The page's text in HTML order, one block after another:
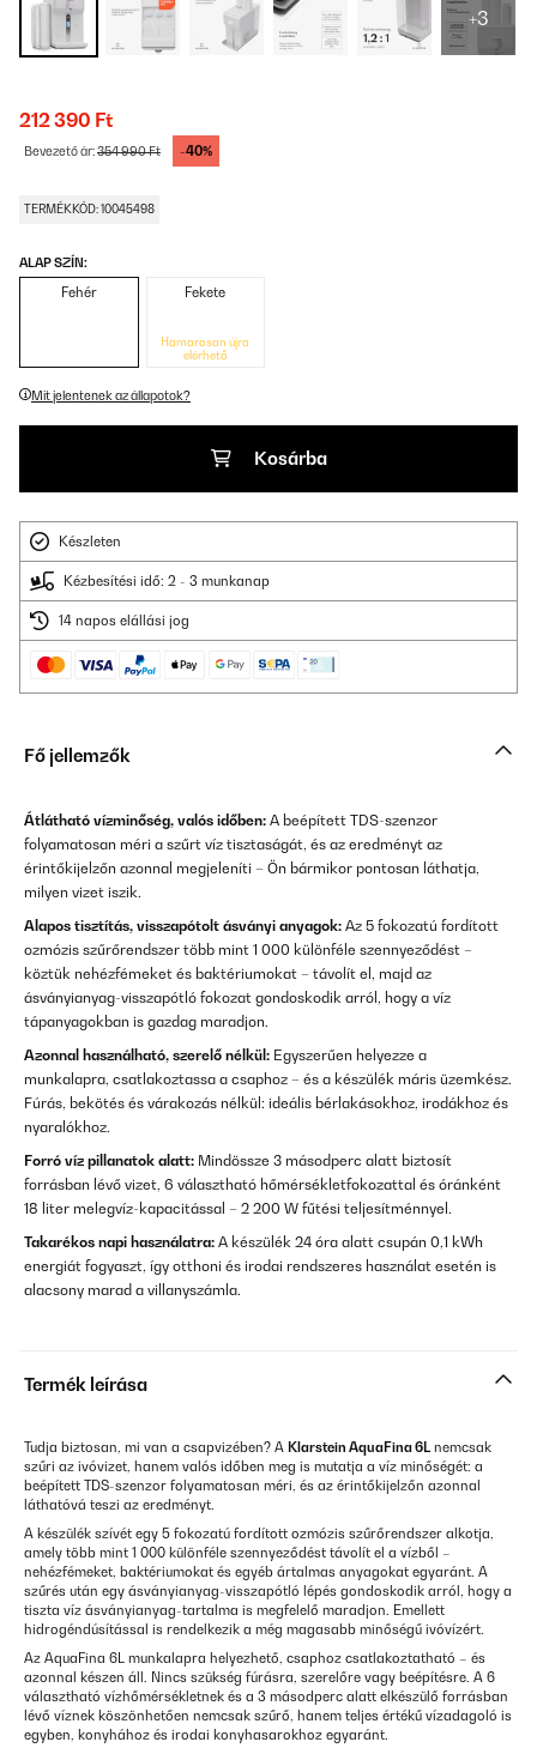
+3
212 390 Ft
Bevezető ár:354 990 Ft -40%
TERMÉKKÓD: 10045498
ALAP SZÍN:
Fehér Fekete
Hamarosan újra
elérhető
Mit jelentenek az állapotok?
Kosárba
Készleten
Kézbesítési idő: 2 - 3 munkanap
14 napos elállási jog
Fő jellemzők
Átlátható vízminőség, valós időben: A beépített TDS-szenzor
folyamatosan méri a szűrt víz tisztaságát, és az eredményt az
érintőkijelzőn azonnal megjeleníti – Ön bármikor pontosan láthatja,
milyen vizet iszik.
Alapos tisztítás, visszapótolt ásványi anyagok: Az 5 fokozatú fordított
ozmózis szűrőrendszer több mint 1 000 különféle szennyeződést –
köztük nehézfémeket és baktériumokat – távolít el, majd az
ásványianyag-visszapótló fokozat gondoskodik arról, hogy a víz
tápanyagokban is gazdag maradjon.
Azonnal használható, szerelő nélkül: Egyszerűen helyezze a
munkalapra, csatlakoztassa a csaphoz – és a készülék máris üzemkész.
Fúrás, bekötés és várakozás nélkül: ideális bérlakásokhoz, irodákhoz és
nyaralókhoz.
Forró víz pillanatok alatt: Mindössze 3 másodperc alatt biztosít
forrásban lévő vizet, 6 választható hőmérsékletfokozattal és óránként
18 liter melegvíz-kapacitással – 2 200 W fűtési teljesítménnyel.
Takarékos napi használatra: A készülék 24 óra alatt csupán 0,1 kWh
energiát fogyaszt, így otthoni és irodai rendszeres használat esetén is
alacsony marad a villanyszámla.
Termék leírása
Tudja biztosan, mi van a csapvizében? A Klarstein AquaFina 6L nemcsak
szűri az ivóvizet, hanem valós időben meg is mutatja a víz minőségét: a
beépített TDS-szenzor folyamatosan méri, és az érintőkijelzőn azonnal
láthatóvá teszi az eredményt.
A készülék szívét egy 5 fokozatú fordított ozmózis szűrőrendszer alkotja,
amely több mint 1 000 különféle szennyeződést távolít el a vízből –
nehézfémeket, baktériumokat és egyéb ártalmas anyagokat egyaránt. A
szűrés után egy ásványianyag-visszapótló lépés gondoskodik arról, hogy a
tiszta víz ásványianyag-tartalma is megfelelő maradjon. Emellett
hidrogéndúsítással is rendelkezik a még magasabb minőségű ivóvízért.
Az AquaFina 6L munkalapra helyezhető, csaphoz csatlakoztatható – és
azonnal készen áll. Nincs szükség fúrásra, szerelőre vagy beépítésre. A 6
választható vízhőmérsékletnek és a 3 másodperc alatt elkészülő forrásban
lévő víznek köszönhetően nemcsak szűrő, hanem teljes értékű vízadagoló is
egyben, konyhához és irodai konyhasarokhoz egyaránt.